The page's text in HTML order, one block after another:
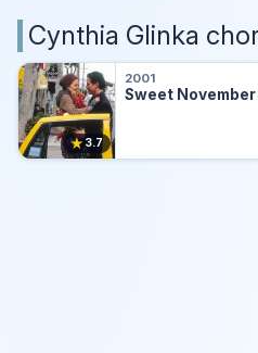
Cynthia Glinka
★3.7
2001
Sweet November